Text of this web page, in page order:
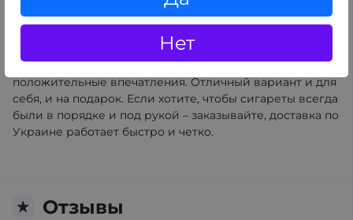
Нет
Корпус выполнен из прочного пластика, благодаря
чему портсигар остаётся лёгким и надёжным. В
повседневном использовании – только
положительные впечатления. Отличный вариант и для
себя, и на подарок. Если хотите, чтобы сигареты всегда
были в порядке и под рукой – заказывайте, доставка по
Украине работает быстро и четко.
Отзывы